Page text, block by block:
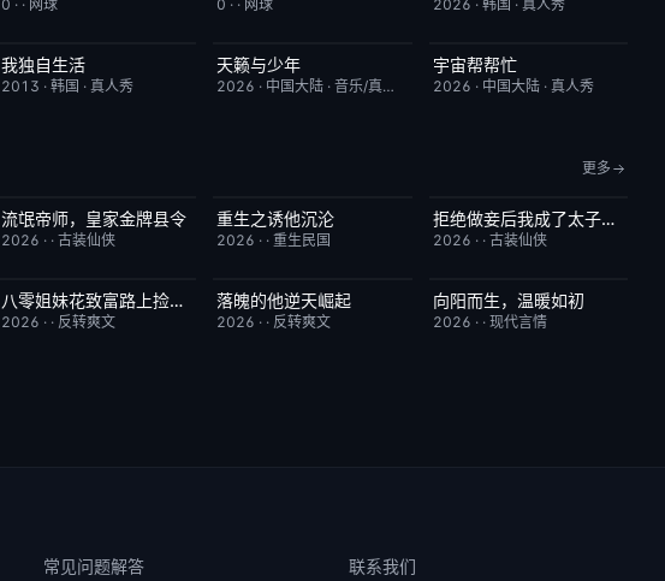
0 · · 网球 0 · · 网球 2026 · 韩国 · 真人秀
昨日更新
我独自生活
2013 · 韩国 · 真人秀
今日更新
天籁与少年
2026 · 中国大陆 ·音乐/真人秀
更新至第3期
宇宙帮帮忙
2026 · 中国大陆· 真人秀
更多
已完结 3.0
流氓帝师，皇家金牌县令
2026 · · 古装仙侠
已完结
重生之诱他沉沦
2026 · ·重生民国
已完结 5.0拒绝做妾后我成了太子侧妃
2026 · · 古装仙侠
已完结 3.0八零姐妹花致富路上捡个他
2026 · · 反转爽文
已完结
落魄的他逆天崛起
2026 · · 反转爽文
已完结
向阳而生，温暖如初
2026 · · 现代言情
常见问题解答 联系我们